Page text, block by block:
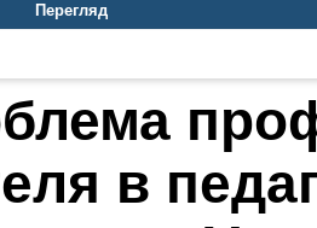
Перегляд
в